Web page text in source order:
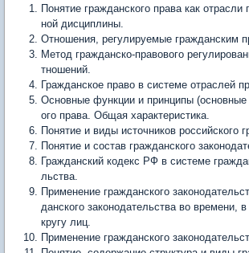
Понятие гражданского права как отрасли
ной дисциплины.
Отношения, регулируемые гражданским
Метод гражданско-правового
тношений.
Гражданское право в системе отраслей
Основные функции и принципы (основные
ого права. Общая характеристика.
Понятие и виды источников российского
Понятие и состав гражданского
Гражданский кодекс РФ в системе
льства.
Применение гражданского
данского законодательства во времени,
кругу лиц.
Применение гражданского